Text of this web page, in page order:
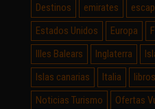
Destinos
emirates
Estados Unidos
Europa
Illes Balears
Inglaterra
Islas canarias
Italia libros
Noticias Turismo
Ofertas